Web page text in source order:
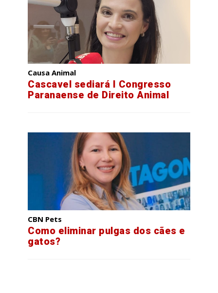
Causa Animal
Cascavel sediará I Congresso
Paranaense de Direito Animal
CBN Pets
Como eliminar pulgas dos cães e
gatos?